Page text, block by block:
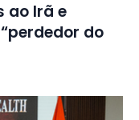
ao Irã e
do